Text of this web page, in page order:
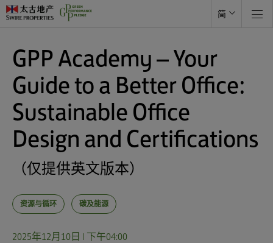
简
GPP Academy – Your
Guide to a Better Office:
Sustainable Office
Design and Certifications
（仅提供英文版本）
资源与循环 碳及能源
2025年12月10日 | 下午04:00